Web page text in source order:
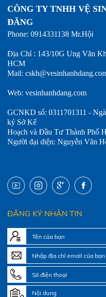
CÔNG TY TNHH VỆ
ĐĂNG
Phone:
Địa Chỉ : 143/10G Ung Văn
HCM
Mail:
Web:
GCNKD số: 0311701311 -
ký Sở Kế
Hoạch và Đầu Tư Thành Phố
Người đại diện: Nguyễn Văn
ĐĂNG KÝ NHẬN TIN